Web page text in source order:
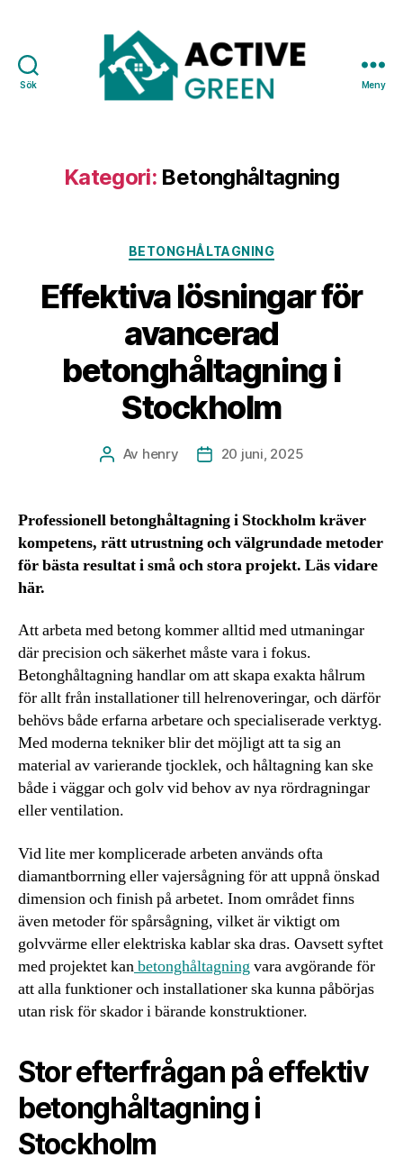
Sök Meny
Kategori: Betonghåltagning
Kategorier
BETONGHÅLTAGNING
Effektiva lösningar för
avancerad
betonghåltagning i
Stockholm
Inläggsförfattare
Av henry Inläggsdatum
20 juni, 2025
Professionell betonghåltagning i Stockholm kräver
kompetens, rätt utrustning och välgrundade metoder
för bästa resultat i små och stora projekt. Läs vidare
här.
Att arbeta med betong kommer alltid med utmaningar
där precision och säkerhet måste vara i fokus.
Betonghåltagning handlar om att skapa exakta hålrum
för allt från installationer till helrenoveringar, och därför
behövs både erfarna arbetare och specialiserade verktyg.
Med moderna tekniker blir det möjligt att ta sig an
material av varierande tjocklek, och håltagning kan ske
både i väggar och golv vid behov av nya rördragningar
eller ventilation.
Vid lite mer komplicerade arbeten används ofta
diamantborrning eller vajersågning för att uppnå önskad
dimension och finish på arbetet. Inom området finns
även metoder för spårsågning, vilket är viktigt om
golvvärme eller elektriska kablar ska dras. Oavsett syftet
med projektet kanbetonghåltagning vara avgörande för
att alla funktioner och installationer ska kunna påbörjas
utan risk för skador i bärande konstruktioner.
Stor efterfrågan på effektiv
betonghåltagning i
Stockholm